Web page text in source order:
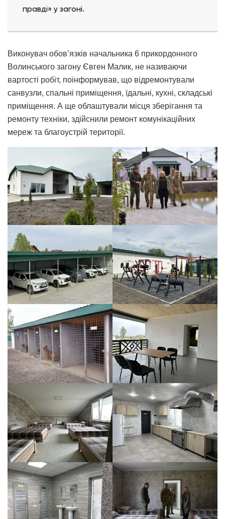
правді» у загоні.
Виконувач обов’язків начальника 6 прикордонного
Волинського загону Євген Малик, не називаючи
вартості робіт, поінформував, що відремонтували
санвузли, спальні приміщення, їдальні, кухні, складські
приміщення. А ще облаштували місця зберігання та
ремонту техніки, здійснили ремонт комунікаційних
мереж та благоустрій території.